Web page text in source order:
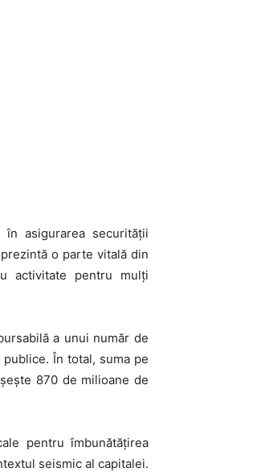
asigurarea securității
o parte vitală din
activitate pentru mulți
a unui număr de
În total, suma pe
870 de milioane de
pentru îmbunătățirea
seismic al capitalei.